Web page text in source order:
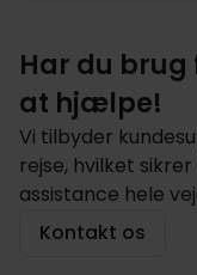
Har du
at hjælpe!
Vi tilbyder
rejse, hvilket
assistance hele
Kontakt os